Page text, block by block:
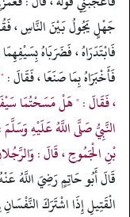
جَهْلٍ يَجُولُ بَيْنَ النَّاسِ ،
فَابْتَدَرَاهُ ، فَضَرَبَاهُ
فَأَخْبَرَاهُ بِمَا صَنَعَا ، فَقَالَ :
، فَقَالَ : " هَلْ مَسَحْتُمَا
النَّبِيُّ صَلَّى اللَّهُ عَلَيْهِ
بْنِ الْجَمُوحِ ، قَالَ :
قَالَ أَبُو حَاتِمٍ رَضِيَ اللَّهُ
الْقَتِيلِ إِذَا اشْتَرَكَ